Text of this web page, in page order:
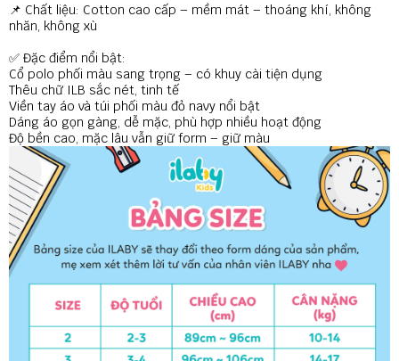
📌 Chất liệu: Cotton cao cấp – mềm mát – thoáng khí, không
nhăn, không xù
✅ Đặc điểm nổi bật:
Cổ polo phối màu sang trọng – có khuy cài tiện dụng
Thêu chữ ILB sắc nét, tinh tế
Viền tay áo và túi phối màu đỏ navy nổi bật
Dáng áo gọn gàng, dễ mặc, phù hợp nhiều hoạt động
Độ bền cao, mặc lâu vẫn giữ form – giữ màu